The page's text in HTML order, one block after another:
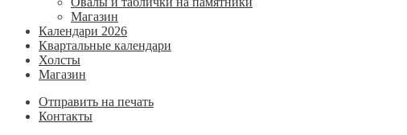
Магазин
Календари 2026
Квартальные календари
Холсты
Магазин
Отправить на печать
Контакты